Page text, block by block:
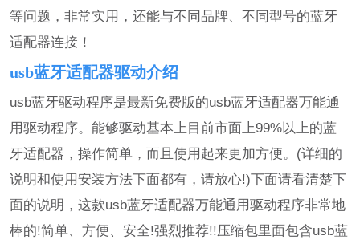
等问题，非常实用，还能与不同品牌、不同型号的蓝牙
适配器连接！
usb蓝牙适配器驱动介绍
usb蓝牙驱动程序是最新免费版的usb蓝牙适配器万能通
用驱动程序。能够驱动基本上目前市面上99%以上的蓝
牙适配器，操作简单，而且使用起来更加方便。(详细的
说明和使用安装方法下面都有，请放心!)下面请看清楚下
面的说明，这款usb蓝牙适配器万能通用驱动程序非常地
棒的!简单、方便、安全!强烈推荐!!压缩包里面包含usb蓝